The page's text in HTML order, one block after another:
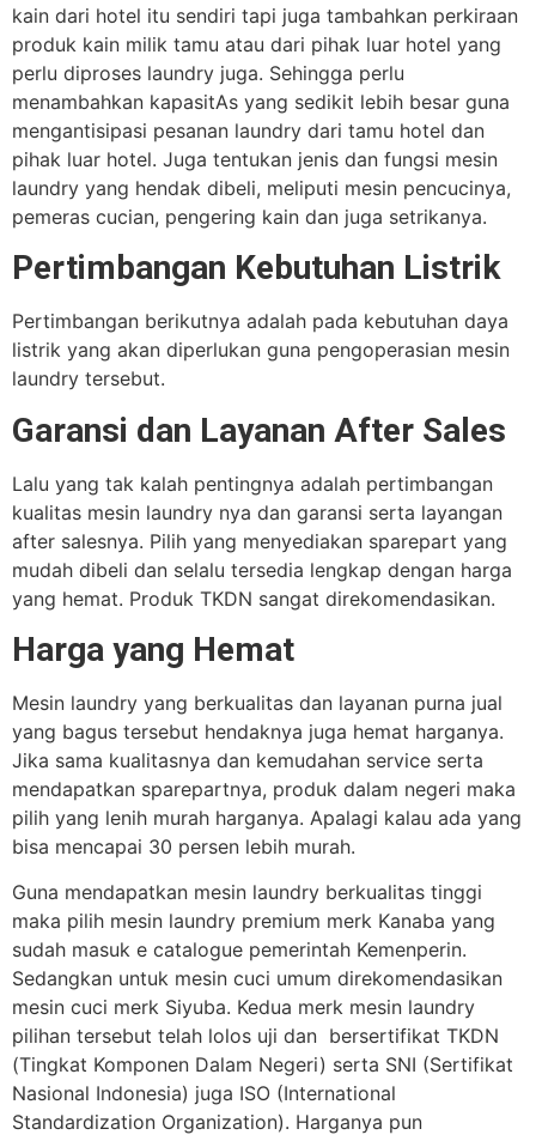
kain dari hotel itu sendiri tapi juga tambahkan perkiraan
produk kain milik tamu atau dari pihak luar hotel yang
perlu diproses laundry juga. Sehingga perlu
menambahkan kapasitAs yang sedikit lebih besar guna
mengantisipasi pesanan laundry dari tamu hotel dan
pihak luar hotel. Juga tentukan jenis dan fungsi mesin
laundry yang hendak dibeli, meliputi mesin pencucinya,
pemeras cucian, pengering kain dan juga setrikanya.
Pertimbangan Kebutuhan Listrik
Pertimbangan berikutnya adalah pada kebutuhan daya
listrik yang akan diperlukan guna pengoperasian mesin
laundry tersebut.
Garansi dan Layanan After Sales
Lalu yang tak kalah pentingnya adalah pertimbangan
kualitas mesin laundry nya dan garansi serta layangan
after salesnya. Pilih yang menyediakan sparepart yang
mudah dibeli dan selalu tersedia lengkap dengan harga
yang hemat. Produk TKDN sangat direkomendasikan.
Harga yang Hemat
Mesin laundry yang berkualitas dan layanan purna jual
yang bagus tersebut hendaknya juga hemat harganya.
Jika sama kualitasnya dan kemudahan service serta
mendapatkan sparepartnya, produk dalam negeri maka
pilih yang lenih murah harganya. Apalagi kalau ada yang
bisa mencapai 30 persen lebih murah.
Guna mendapatkan mesin laundry berkualitas tinggi
maka pilih mesin laundry premium merk Kanaba yang
sudah masuk e catalogue pemerintah Kemenperin.
Sedangkan untuk mesin cuci umum direkomendasikan
mesin cuci merk Siyuba. Kedua merk mesin laundry
pilihan tersebut telah lolos uji dan bersertifikat TKDN
(Tingkat Komponen Dalam Negeri) serta SNI (Sertifikat
Nasional Indonesia) juga ISO (International
Standardization Organization). Harganya pun